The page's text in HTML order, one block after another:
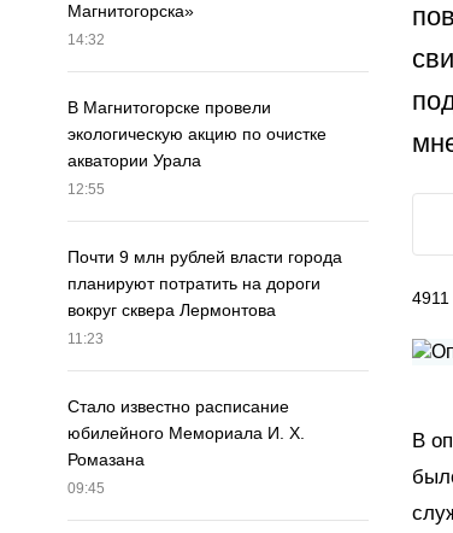
Магнитогорска»
14:32
В Магнитогорске провели
экологическую акцию по очистке
акватории Урала
12:55
Почти 9 млн рублей власти города
планируют потратить на дороги
вокруг сквера Лермонтова
11:23
Стало известно расписание
юбилейного Мемориала И. Х.
Ромазана
09:45
4911
В